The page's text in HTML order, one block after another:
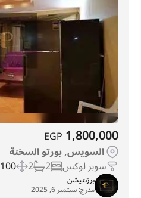
1,800,000
EGP
السويس, بورتو السخنة
سوبر لوكس 2
2
100 m
برزنتيشن
مدرج:سبتمبر 6, 2025